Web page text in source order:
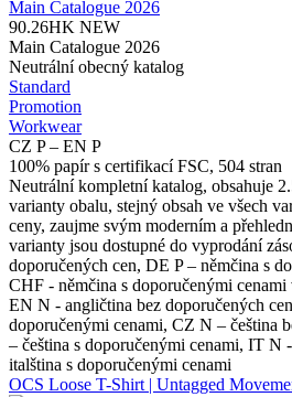
Main Catalogue 2026
90.26HK NEW
Main Catalogue 2026
Neutrální obecný katalog
Standard
Promotion
Workwear
CZ P – EN P
100% papír s certifikací FSC, 504 stran
Neutrální kompletní katalog, obsahuje
varianty obalu, stejný obsah ve všech
ceny, zaujme svým moderním a
varianty jsou dostupné do vyprodání
doporučených cen, DE P – němčina s
CHF - němčina s doporučenými
EN N - angličtina bez doporučených
doporučenými cenami, CZ N – čeština
– čeština s doporučenými cenami, IT N
italština s doporučenými cenami
OCS Loose T-Shirt | Untagged